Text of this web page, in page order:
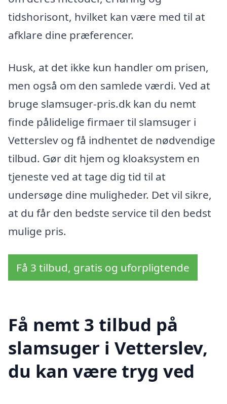
tidshorisont, hvilket kan være med til at
afklare dine præferencer.
Husk, at det ikke kun handler om prisen,
men også om den samlede værdi. Ved at
bruge slamsuger-pris.dk kan du nemt
finde pålidelige firmaer til slamsuger i
Vetterslev og få indhentet de nødvendige
tilbud. Gør dit hjem og kloaksystem en
tjeneste ved at tage dig tid til at
undersøge dine muligheder. Det vil sikre,
at du får den bedste service til den bedst
mulige pris.
Få 3 tilbud, gratis og uforpligtende
Få nemt 3 tilbud på
slamsuger i Vetterslev,
du kan være tryg ved